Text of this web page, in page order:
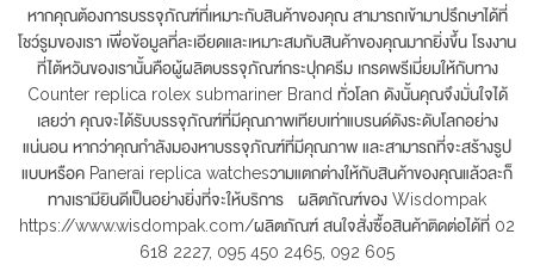
หากคุณต้องการบรรจุภัณฑ์ที่เหมาะกับสินค้าของคุณ สามารถเข้ามาปรึกษาได้ที่
โชว์รูมของเรา เพื่อข้อมูลที่ละเอียดและเหมาะสมกับสินค้าของคุณมากยิ่งขึ้น โรงงาน
ที่ไต้หวันของเรานั้นคือผู้ผลิตบรรจุภัณฑ์กระปุกครีม เกรดพรีเมี่ยมให้กับทาง
Counter replica rolex submariner Brand ทั่วโลก ดังนั้นคุณจึงมั่นใจได้
เลยว่า คุณจะได้รับบรรจุภัณฑ์ที่มีคุณภาพเทียบเท่าแบรนด์ดังระดับโลกอย่าง
แน่นอน หากว่าคุณกำลังมองหาบรรจุภัณฑ์ที่มีคุณภาพ และสามารถที่จะสร้างรูป
แบบหรือค Panerai replica watchesวามแตกต่างให้กับสินค้าของคุณแล้วละก็
ทางเรามียินดีเป็นอย่างยิ่งที่จะให้บริการ ผลิตภัณฑ์ของ Wisdompak
https://www.wisdompak.com/ผลิตภัณฑ์ สนใจสั่งซื้อสินค้าติดต่อได้ที่ 02
618 2227, 095 450 2465, 092 605